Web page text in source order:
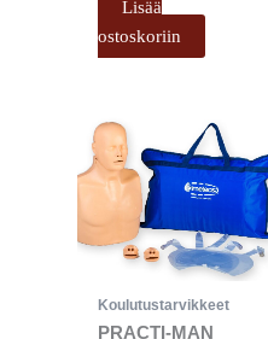
Lisää
ostoskoriin
Koulutustarvikkeet
PRACTI-MAN